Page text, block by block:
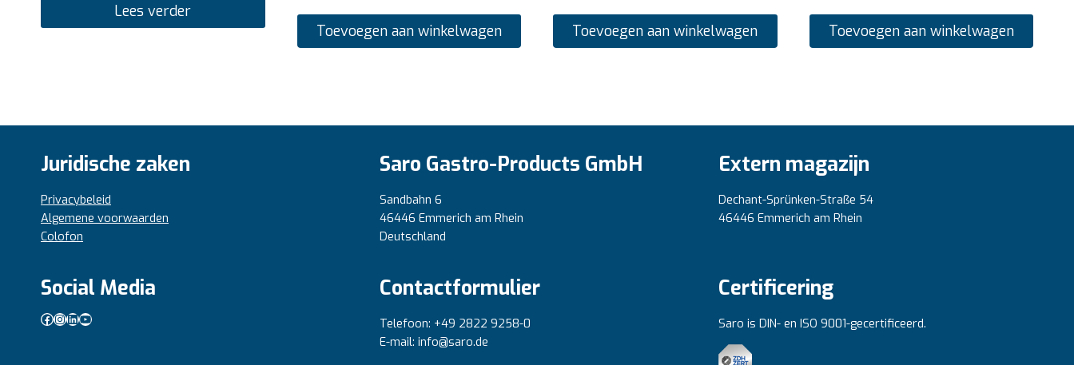
Lees verder
Toevoegen aan winkelwagen Toevoegen aan winkelwagen Toevoegen aan winkelwagen
Juridische zaken
Privacybeleid
Algemene voorwaarden
Colofon
Saro Gastro-Products GmbH
Sandbahn 6
46446 Emmerich am Rhein
Deutschland
Extern magazijn
Dechant-Sprünken-Straße 54
46446 Emmerich am Rhein
Social Media
Facebook
Instagram
LinkedIn
YouTube
Contactformulier
Telefoon: +49 2822 9258-0
E-mail: info@saro.de
Certificering
Saro is DIN- en ISO 9001-gecertificeerd.